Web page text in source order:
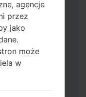
& Operator"
& Region &
3.
flash użyj
agencje
przez
jako
może
w